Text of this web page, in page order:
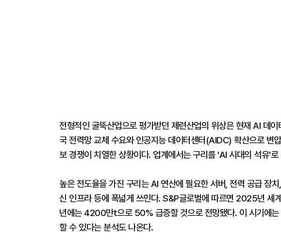
전형적인 굴뚝산업으로 평가받던 제련산업의 위상은 현재 AI 데이
국 전력망 교체 수요와 인공지능 데이터센터(AIDC) 확산으로 변
보 경쟁이 치열한 상황이다. 업계에서는 구리를 'AI 시대의 석유'로
높은 전도율을 가진 구리는 AI 연산에 필요한 서버, 전력 공급 장
신 인프라 등에 폭넓게 쓰인다. S&P글로벌에 따르면 2025년
년에는 4200만t으로 50% 급증할 것으로 전망됐다. 이 시기에
할 수 있다는 분석도 나온다.